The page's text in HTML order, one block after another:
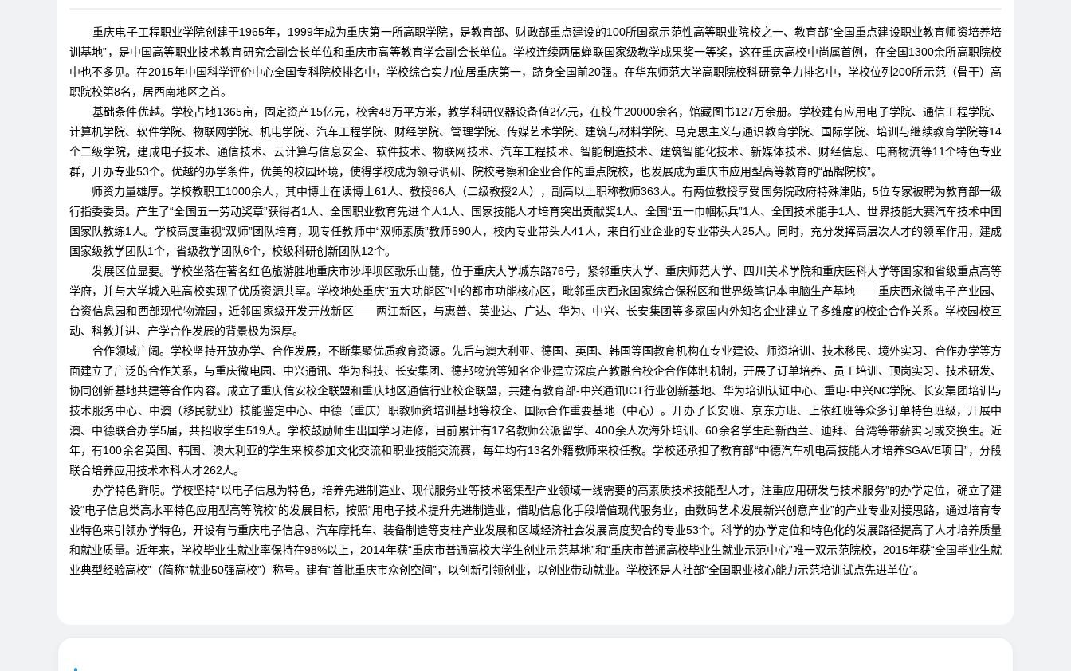
重庆电子工程职业学院创建于1965年，1999年成为重庆第一所高职学院，是教育部、财政部重点建设的100所国家示范性高等职业院校之一、教育部“全国重点建设职业教育师资培养培
训基地”，是中国高等职业技术教育研究会副会长单位和重庆市高等教育学会副会长单位。学校连续两届蝉联国家级教学成果奖一等奖，这在重庆高校中尚属首例，在全国1300余所高职院校
中也不多见。在2015年中国科学评价中心全国专科院校排名中，学校综合实力位居重庆第一，跻身全国前20强。在华东师范大学高职院校科研竞争力排名中，学校位列200所示范（骨干）高
职院校第8名，居西南地区之首。
基础条件优越。学校占地1365亩，固定资产15亿元，校舍48万平方米，教学科研仪器设备值2亿元，在校生20000余名，馆藏图书127万余册。学校建有应用电子学院、通信工程学院、
计算机学院、软件学院、物联网学院、机电学院、汽车工程学院、财经学院、管理学院、传媒艺术学院、建筑与材料学院、马克思主义与通识教育学院、国际学院、培训与继续教育学院等14
个二级学院，建成电子技术、通信技术、云计算与信息安全、软件技术、物联网技术、汽车工程技术、智能制造技术、建筑智能化技术、新媒体技术、财经信息、电商物流等11个特色专业
群，开办专业53个。优越的办学条件，优美的校园环境，使得学校成为领导调研、院校考察和企业合作的重点院校，也发展成为重庆市应用型高等教育的“品牌院校”。
师资力量雄厚。学校教职工1000余人，其中博士在读博士61人、教授66人（二级教授2人），副高以上职称教师363人。有两位教授享受国务院政府特殊津贴，5位专家被聘为教育部一级
行指委委员。产生了“全国五一劳动奖章”获得者1人、全国职业教育先进个人1人、国家技能人才培育突出贡献奖1人、全国“五一巾帼标兵”1人、全国技术能手1人、世界技能大赛汽车技术中国
国家队教练1人。学校高度重视“双师”团队培育，现专任教师中“双师素质”教师590人，校内专业带头人41人，来自行业企业的专业带头人25人。同时，充分发挥高层次人才的领军作用，建成
国家级教学团队1个，省级教学团队6个，校级科研创新团队12个。
发展区位显要。学校坐落在著名红色旅游胜地重庆市沙坪坝区歌乐山麓，位于重庆大学城东路76号，紧邻重庆大学、重庆师范大学、四川美术学院和重庆医科大学等国家和省级重点高等
学府，并与大学城入驻高校实现了优质资源共享。学校地处重庆“五大功能区”中的都市功能核心区，毗邻重庆西永国家综合保税区和世界级笔记本电脑生产基地——重庆西永微电子产业园、
台资信息园和西部现代物流园，近邻国家级开发开放新区——两江新区，与惠普、英业达、广达、华为、中兴、长安集团等多家国内外知名企业建立了多维度的校企合作关系。学校园校互
动、科教并进、产学合作发展的背景极为深厚。
合作领域广阔。学校坚持开放办学、合作发展，不断集聚优质教育资源。先后与澳大利亚、德国、英国、韩国等国教育机构在专业建设、师资培训、技术移民、境外实习、合作办学等方
面建立了广泛的合作关系，与重庆微电园、中兴通讯、华为科技、长安集团、德邦物流等知名企业建立深度产教融合校企合作体制机制，开展了订单培养、员工培训、顶岗实习、技术研发、
协同创新基地共建等合作内容。成立了重庆信安校企联盟和重庆地区通信行业校企联盟，共建有教育部-中兴通讯ICT行业创新基地、华为培训认证中心、重电-中兴NC学院、长安集团培训与
技术服务中心、中澳（移民就业）技能鉴定中心、中德（重庆）职教师资培训基地等校企、国际合作重要基地（中心）。开办了长安班、京东方班、上依红班等众多订单特色班级，开展中
澳、中德联合办学5届，共招收学生519人。学校鼓励师生出国学习进修，目前累计有17名教师公派留学、400余人次海外培训、60余名学生赴新西兰、迪拜、台湾等带薪实习或交换生。近
年，有100余名英国、韩国、澳大利亚的学生来校参加文化交流和职业技能交流赛，每年均有13名外籍教师来校任教。学校还承担了教育部“中德汽车机电高技能人才培养SGAVE项目”，分段
联合培养应用技术本科人才262人。
办学特色鲜明。学校坚持“以电子信息为特色，培养先进制造业、现代服务业等技术密集型产业领域一线需要的高素质技术技能型人才，注重应用研发与技术服务”的办学定位，确立了建
设“电子信息类高水平特色应用型高等院校”的发展目标，按照“用电子技术提升先进制造业，借助信息化手段增值现代服务业，由数码艺术发展新兴创意产业”的产业专业对接思路，通过培育专
业特色来引领办学特色，开设有与重庆电子信息、汽车摩托车、装备制造等支柱产业发展和区域经济社会发展高度契合的专业53个。科学的办学定位和特色化的发展路径提高了人才培养质量
和就业质量。近年来，学校毕业生就业率保持在98%以上，2014年获“重庆市普通高校大学生创业示范基地”和“重庆市普通高校毕业生就业示范中心”唯一双示范院校，2015年获“全国毕业生就
业典型经验高校”（简称“就业50强高校”）称号。建有“首批重庆市众创空间”，以创新引领创业，以创业带动就业。学校还是人社部“全国职业核心能力示范培训试点先进单位”。